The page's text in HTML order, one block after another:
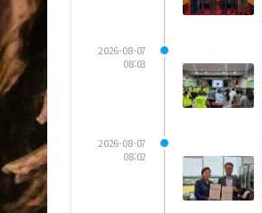
2026-08-07
08:03
2026-08-07
08:02